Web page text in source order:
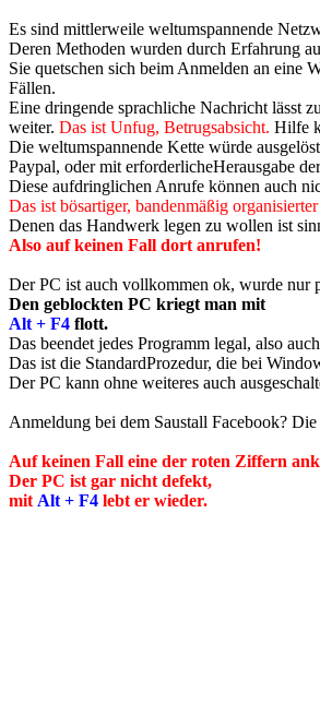
Es sind mittlerweile weltumspannende
Deren Methoden wurden durch Erfahrung
Sie quetschen sich beim Anmelden an eine
Fällen.
Eine dringende sprachliche Nachricht lässt
weiter. Das ist Unfug, Betrugsabsicht. Hilfe
Die weltumspannende Kette würde
Paypal, oder mit erforderlicheHerausgabe
Diese aufdringlichen Anrufe können auch
Das ist bösartiger, bandenmäßig
Denen das Handwerk legen zu wollen ist
Also auf keinen Fall dort anrufen!
Der PC ist auch vollkommen ok, wurde nur
Den geblockten PC kriegt man mit
Alt + F4 flott.
Das beendet jedes Programm legal, also
Das ist die StandardProzedur, die bei
Der PC kann ohne weiteres auch
Anmeldung bei dem Saustall Facebook?
Auf keinen Fall eine der roten Ziffern
Der PC ist gar nicht defekt,
mit Alt + F4 lebt er wieder.